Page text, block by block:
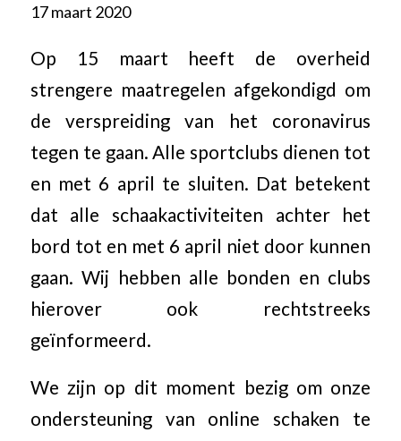
17 maart 2020
Op 15 maart heeft de overheid
strengere maatregelen afgekondigd om
de verspreiding van het coronavirus
tegen te gaan. Alle sportclubs dienen tot
en met 6 april te sluiten. Dat betekent
dat alle schaakactiviteiten achter het
bord tot en met 6 april niet door kunnen
gaan. Wij hebben alle bonden en clubs
hierover ook rechtstreeks
geïnformeerd.
We zijn op dit moment bezig om onze
ondersteuning van online schaken te